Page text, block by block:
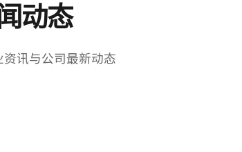
动态
资讯与公司最新动态